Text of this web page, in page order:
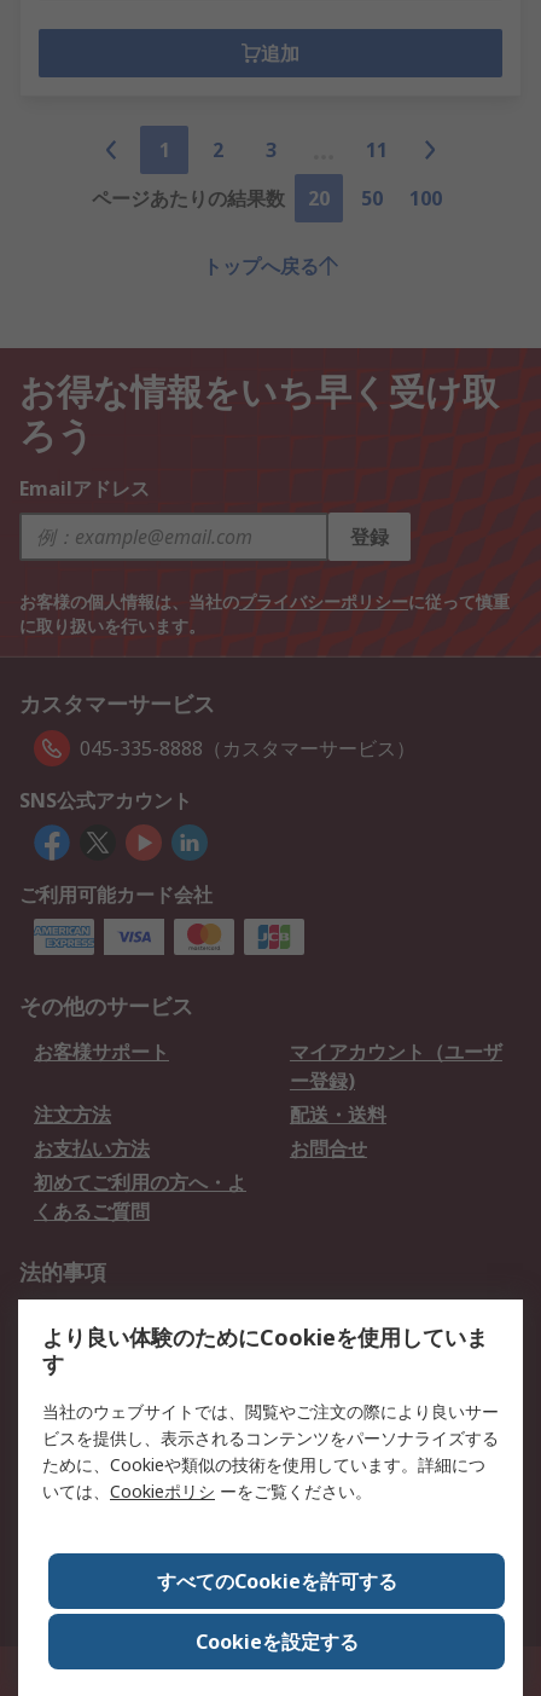
追加
1 2 3
11
ページあたりの結果数
20 50 100
トップへ戻る
お得な情報をいち早く受け取
ろう
Emailアドレス
登録
お客様の個人情報は、当社のプライバシーポリシーに従って慎重
に取り扱いを行います。
カスタマーサービス
045-335-8888（カスタマーサービス）
SNS公式アカウント
ご利用可能カード会社
その他のサービス
お客様サポート
マイアカウント（ユーザ
ー登録)
注文方法
配送・送料
お支払い方法
お問合せ
初めてご利用の方へ・よ
くあるご質問
法的事項
クッキーポリシー
RSについて
会社概要
採用情報
プレスリリース＆お知ら
コーポレートサイト
全世界のRS
RSの歴史
ESGへの取り組み（英語）
認証について
〒240-0005 神奈川県横浜市保土ヶ谷区神戸町134番地 横浜ビジネスパーク ウ
より良い体験のためにCookieを使用していま
す
当社のウェブサイトでは、閲覧やご注文の際により良いサー
ビスを提供し、表示されるコンテンツをパーソナライズする
ために、Cookieや類似の技術を使用しています。詳細につ
いては、 Cookieポリシ ーをご覧ください。
すべてのCookieを許可する
Cookieを設定する